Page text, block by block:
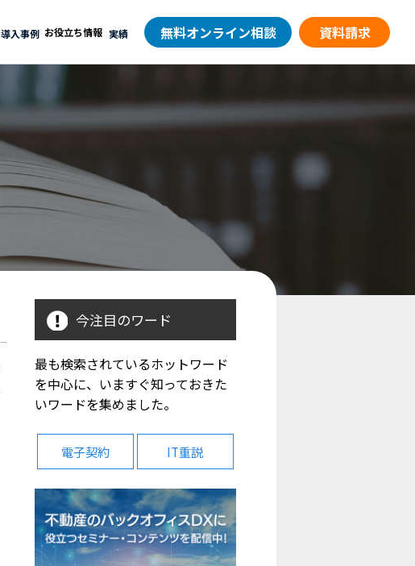
導入事例 お役立ち情報 実績 無料オンライン相談 資料請求
今注目のワード
最も検索されているホットワード
を中心に、いますぐ知っておきた
いワードを集めました。
電子契約 IT重説